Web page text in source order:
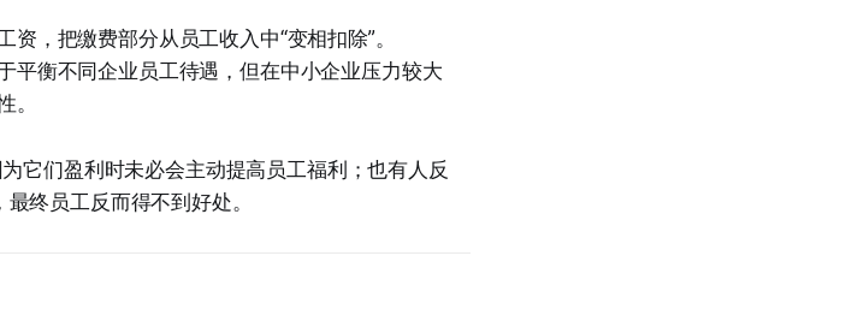
，把缴费部分从员工收入中“变相扣除”。
平衡不同企业员工待遇，但在中小企业压力较大
。
它们盈利时未必会主动提高员工福利；也有人反
终员工反而得不到好处。